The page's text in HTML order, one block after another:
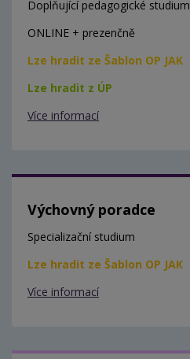
Doplňující pedagogické studium
ONLINE + prezenčně
Lze hradit ze Šablon OP JAK
Lze hradit z ÚP
Více informací
Výchovný poradce
Specializační studium
Lze hradit ze Šablon OP JAK
Více informací